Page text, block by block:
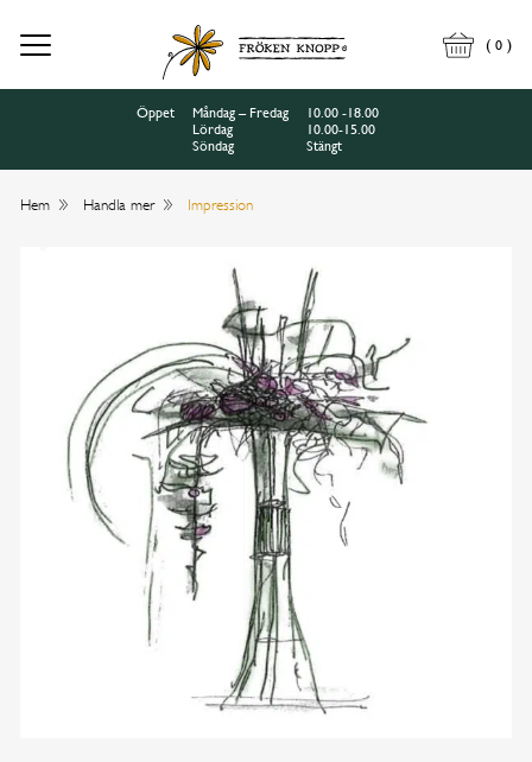
( 0 )
Öppet Måndag – Fredag
10.00 -18.00
Lördag
10.00-15.00
Söndag
Stängt
Hem Handla mer Impression